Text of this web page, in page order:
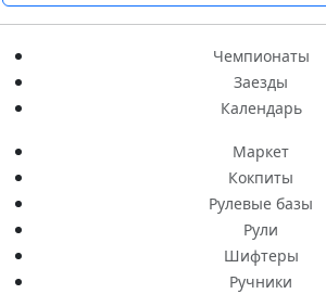
Чемпионаты
Заезды
Календарь
Маркет
Кокпиты
Рулевые базы
Рули
Шифтеры
Ручники